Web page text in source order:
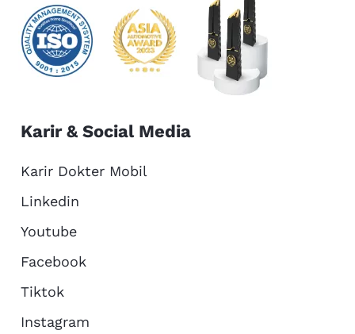
Karir & Social Media
Karir Dokter Mobil
Linkedin
Youtube
Facebook
Tiktok
Instagram